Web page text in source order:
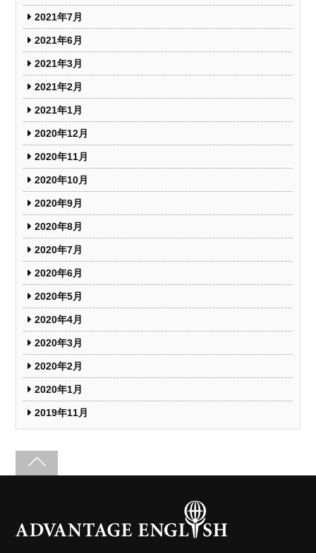
2021年7月
2021年6月
2021年3月
2021年2月
2021年1月
2020年12月
2020年11月
2020年10月
2020年9月
2020年8月
2020年7月
2020年6月
2020年5月
2020年4月
2020年3月
2020年2月
2020年1月
2019年11月